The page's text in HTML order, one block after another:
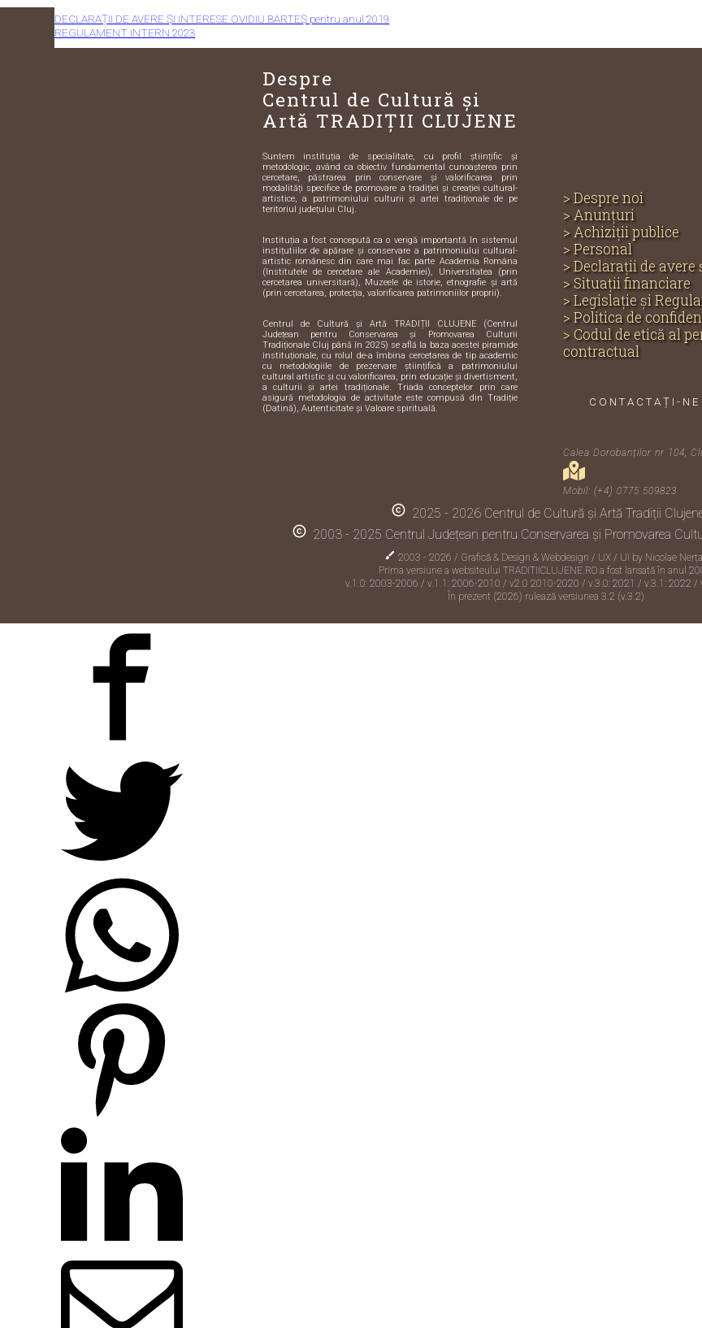
DECLARAȚII DE AVERE ȘI INTERESE OVIDIU BARTEȘ pentru anul 2019
REGULAMENT INTERN 2023
Despre
Centrul de Cultură și
Artă TRADIȚII CLUJENE
Suntem instituția de specialitate, cu profil științific și
metodologic, având ca obiectiv fundamental cunoașterea prin
cercetare, păstrarea prin conservare și valorificarea prin
modalități specifice de promovare a tradiției și creației cultural-
artistice, a patrimoniului culturii și artei tradiționale de pe
teritoriul județului Cluj.
Instituția a fost concepută ca o verigă importantă în sistemul
instițutiilor de apărare și conservare a patrimoniului cultural-
artistic românesc din care mai fac parte Academia Româna
(Institutele de cercetare ale Academiei), Universitatea (prin
cercetarea universitară), Muzeele de istorie, etnografie și artă
(prin cercetarea, protecția, valorificarea patrimoniilor proprii).
Centrul de Cultură și Artă TRADIȚII CLUJENE (Centrul
Județean pentru Conservarea și Promovarea Culturii
Tradiționale Cluj până în 2025) se află la baza acestei piramide
instituționale, cu rolul de-a îmbina cercetarea de tip academic
cu metodologiile de prezervare științifică a patrimoniului
cultural artistic și cu valorificarea, prin educație și divertisment,
a culturii și artei tradiționale. Triada conceptelor prin care
asigură metodologia de activitate este compusă din Tradiție
(Datină), Autenticitate și Valoare spirituală.
> Despre noi
> Anunțuri
> Achiziții publice
> Personal
> Declarații de avere
> Situații financiare
> Legislație și
> Politica de
> Codul de etică al
contractual
CONTACTAȚI-NE
Calea Dorobanților nr 104,
Mobil: (+4) 0775 509823
copyright 2025 - 2026 Centrul de Cultură și Artă Tradiții
copyright 2003 - 2025 Centrul Județean pentru Conservarea și Promovarea
brush 2003 - 2026 / Grafică & Design & Webdesign / UX / UI by Nicolae
Prima versiune a websiteului TRADITIICLUJENE.RO a fost lansată în anul
v.1.0: 2003-2006 / v.1.1: 2006-2010 / v2.0 2010-2020 / v.3.0: 2021 / v.3.1: 2022 /
În prezent (2026) rulează versiunea 3.2 (v.3.2)